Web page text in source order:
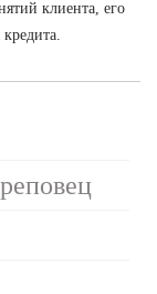
клиента, его